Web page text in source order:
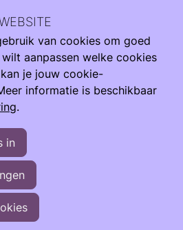
Café
Care4Neo vanuit Ouders
Neo-Café via Teams.
van cookies om goed
aanpassen welke cookies
je jouw cookie-
informatie is beschikbaar
.
in